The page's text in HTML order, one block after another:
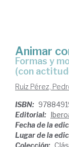
Animar
formas y modos de la poesía bajobarroca
(con
Ruiz Pérez,
ISBN:
Editorial:
Fecha de la
Lugar de la